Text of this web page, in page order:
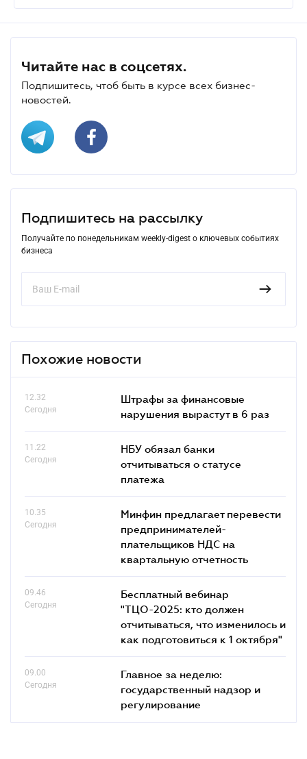
Читайте нас в соцсетях.
Подпишитесь, чтоб быть в курсе всех бизнес-
новостей.
Подпишитесь на рассылку
Получайте по понедельникам weekly-digest о ключевых событиях
бизнеса
Похожие новости
12.32
Сегодня
Штрафы за финансовые
нарушения вырастут в 6 раз
11.22
Сегодня
НБУ обязал банки
отчитываться о статусе
платежа
10.35
Сегодня
Минфин предлагает перевести
предпринимателей-
плательщиков НДС на
квартальную отчетность
09.46
Сегодня
Бесплатный вебинар
"ТЦО-2025: кто должен
отчитываться, что изменилось и
как подготовиться к 1 октября"
09.00
Сегодня
Главное за неделю:
государственный надзор и
регулирование